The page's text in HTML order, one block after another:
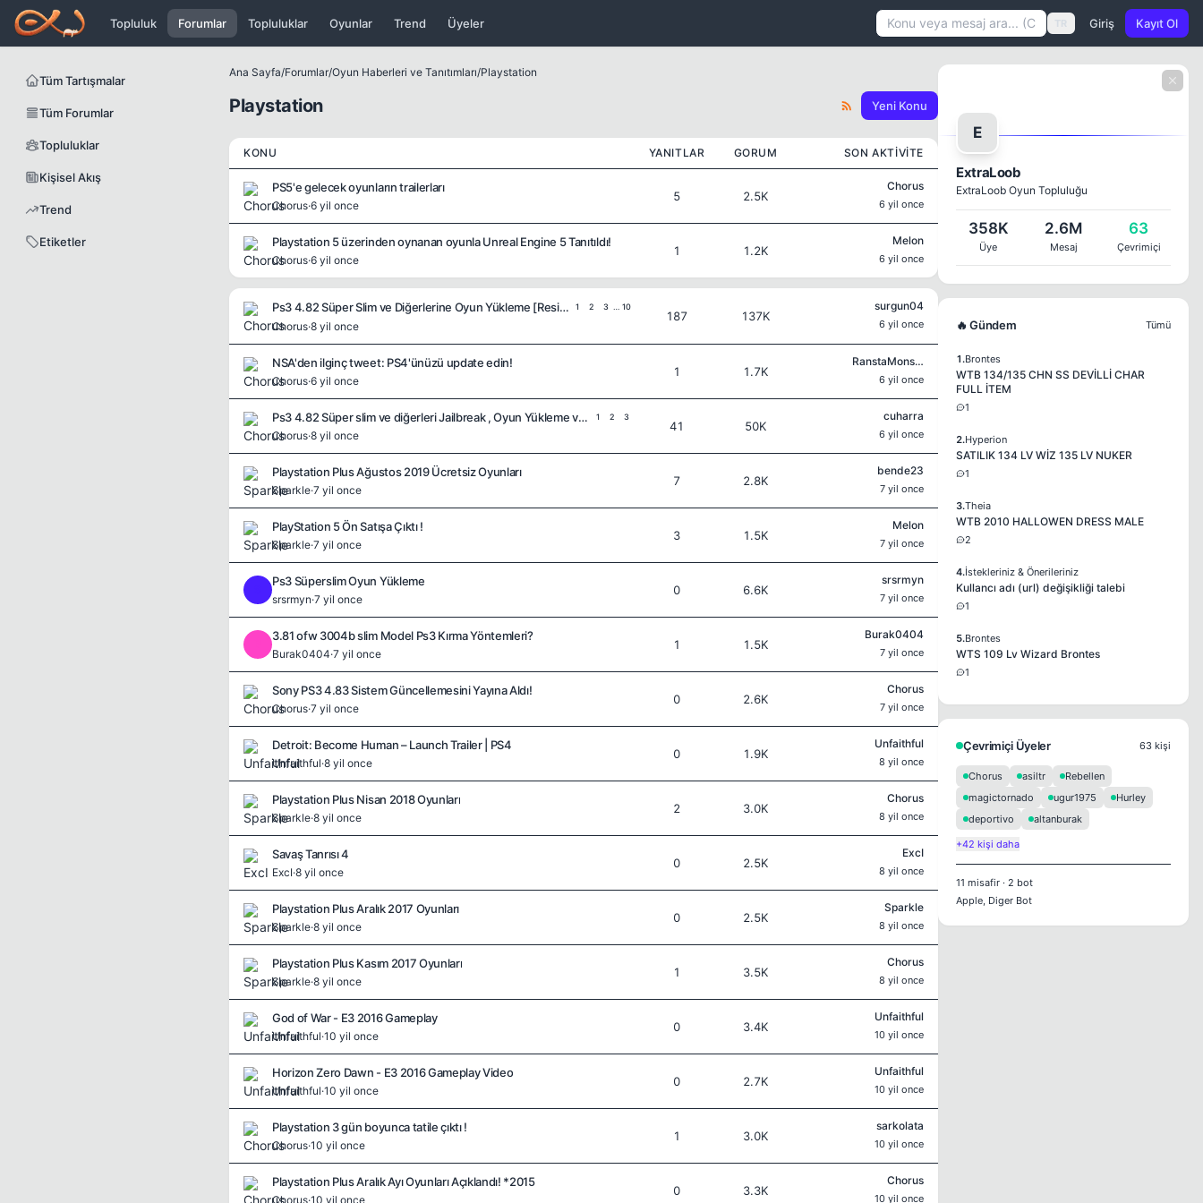
Icerige atla
Topluluk Forumlar Topluluklar Oyunlar Trend Üyeler TR Giriş Kayıt Ol
Tüm Tartışmalar
Tüm Forumlar
Topluluklar
Kişisel Akış
Trend
Etiketler
Ana Sayfa/Forumlar/Oyun Haberleri ve Tanıtımları/Playstation
Playstation Yeni Konu
KONU YANITLAR GORUM SON AKTIVITE
PS5'e gelecek oyunların trailerları
Chorus·6 yil once
5 2.5K
Chorus
6 yil once
Playstation 5 üzerinden oynanan oyunla Unreal Engine 5 Tanıtıldı!
Chorus·6 yil once
1 1.2K
Melon
6 yil once
Ps3 4.82 Süper Slim ve Diğerlerine Oyun Yükleme [Resimli Anlatım] 1 2 3 10
Chorus·8 yil once
187 137K
surgun04
6 yil once
NSA'den ilginç tweet: PS4'ünüzü update edin!
Chorus·6 yil once
1 1.7K
RanstaMonsta
6 yil once
Ps3 4.82 Süper slim ve diğerleri Jailbreak , Oyun Yükleme ve Online Oynama [Resimli Anlatım] 1 2 3
Chorus·8 yil once
41 50K
cuharra
6 yil once
Playstation Plus Ağustos 2019 Ücretsiz Oyunları
Sparkle·7 yil once
7 2.8K
bende23
7 yil once
PlayStation 5 Ön Satışa Çıktı !
Sparkle·7 yil once
3 1.5K
Melon
7 yil once
Ps3 Süperslim Oyun Yükleme
srsrmyn·7 yil once
0 6.6K
srsrmyn
7 yil once
3.81 ofw 3004b slim Model Ps3 Kırma Yöntemleri?
Burak0404·7 yil once
1 1.5K
Burak0404
7 yil once
Sony PS3 4.83 Sistem Güncellemesini Yayına Aldı!
Chorus·7 yil once
0 2.6K
Chorus
7 yil once
Detroit: Become Human – Launch Trailer | PS4
Unfaithful·8 yil once
0 1.9K
Unfaithful
8 yil once
Playstation Plus Nisan 2018 Oyunları
Sparkle·8 yil once
2 3.0K
Chorus
8 yil once
Savaş Tanrısı 4
ExcI·8 yil once
0 2.5K
ExcI
8 yil once
Playstation Plus Aralık 2017 Oyunları
Sparkle·8 yil once
0 2.5K
Sparkle
8 yil once
Playstation Plus Kasım 2017 Oyunları
Sparkle·8 yil once
1 3.5K
Chorus
8 yil once
God of War - E3 2016 Gameplay
Unfaithful·10 yil once
0 3.4K
Unfaithful
10 yil once
Horizon Zero Dawn - E3 2016 Gameplay Video
Unfaithful·10 yil once
0 2.7K
Unfaithful
10 yil once
Playstation 3 gün boyunca tatile çıktı !
Chorus·10 yil once
1 3.0K
sarkolata
10 yil once
Playstation Plus Aralık Ayı Oyunları Açıklandı! *2015
Chorus·10 yil once
0 3.3K
Chorus
10 yil once
E
ExtraLoob
ExtraLoob Oyun Topluluğu
358K
Üye
2.6M
Mesaj
63
Çevrimiçi
🔥 Gündem Tümü
1.Brontes
WTB 134/135 CHN SS DEVİLLİ CHAR
FULL İTEM
1
2.Hyperion
SATILIK 134 LV WİZ 135 LV NUKER
1
3.Theia
WTB 2010 HALLOWEN DRESS MALE
2
4.İstekleriniz & Önerileriniz
Kullancı adı (url) değişikliği talebi
1
5.Brontes
WTS 109 Lv Wizard Brontes
1
Çevrimiçi Üyeler 63 kişi
Chorus asiltr
Rebellen
magictornado
ugur1975
Hurley
deportivo
altanburak
+42 kişi daha
11 misafir · 2 bot
Apple, Diger Bot